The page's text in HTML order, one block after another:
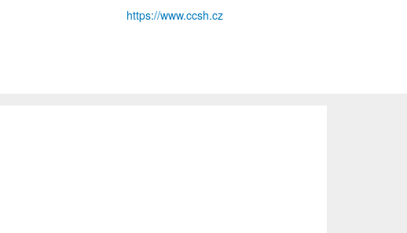
https://www.ccsh.cz